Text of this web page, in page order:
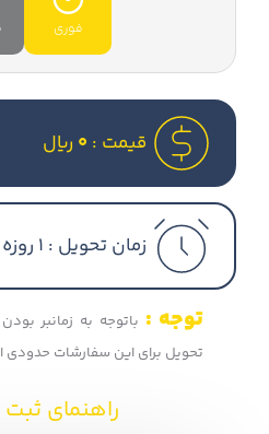
فوری
قیمت : 0 ریال
زمان تحویل : 1 روزه
توجه : باتوجه به زمانبر
تحویل برای این سفارشات
راهنمای